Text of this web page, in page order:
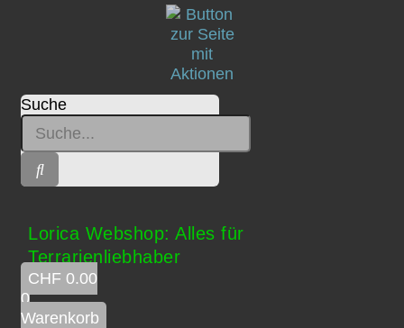
Suche
Lorica Webshop: Alles für
Terrarienliebhaber
CHF 0.00
0
Warenkorb